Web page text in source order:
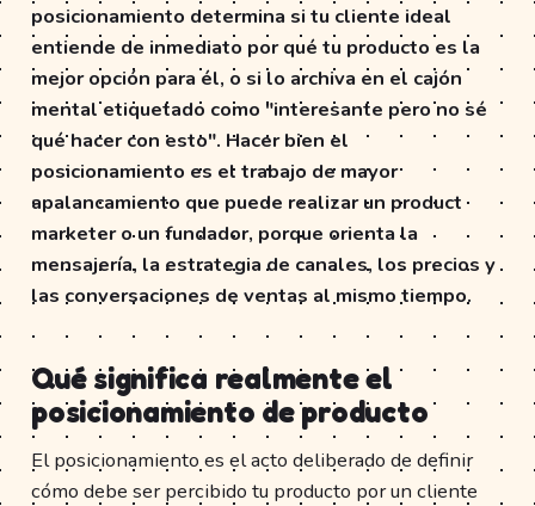
posicionamiento determina si tu cliente ideal
entiende de inmediato por qué tu producto es la
mejor opción para él, o si lo archiva en el cajón
mental etiquetado como "interesante pero no sé
qué hacer con esto". Hacer bien el
posicionamiento es el trabajo de mayor
apalancamiento que puede realizar un product
marketer o un fundador, porque orienta la
mensajería, la estrategia de canales, los precios y
las conversaciones de ventas al mismo tiempo.
Qué significa realmente el
posicionamiento de producto
El posicionamiento es el acto deliberado de definir
cómo debe ser percibido tu producto por un cliente